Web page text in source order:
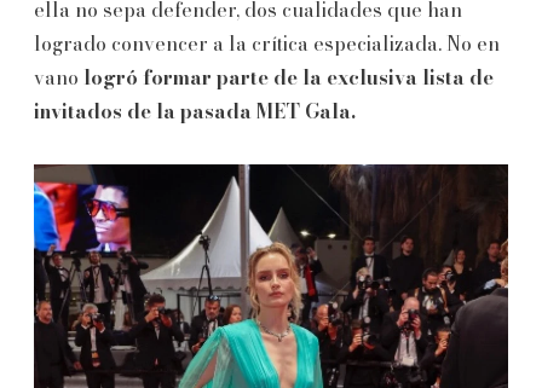
ella no sepa defender, dos cualidades que han
logrado convencer a la crítica especializada. No en
vano logró formar parte de la exclusiva lista de
invitados de la pasada MET Gala.